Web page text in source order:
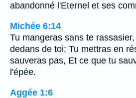
abandonné l'Eternel et ses
Michée 6:14
Tu mangeras sans te
dedans de toi; Tu mettras en
sauveras pas, Et ce que tu
l'épée.
Aggée 1:6